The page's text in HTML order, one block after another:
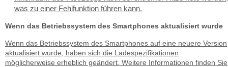
was zu einer Fehlfunktion führen kann.
Wenn das Betriebssystem des Smartphones aktualisiert wurde
Wenn das Betriebssystem des Smartphones auf eine neuere Version
aktualisiert wurde, haben sich die Ladespezifikationen
möglicherweise erheblich geändert. Weitere Informationen finden Sie